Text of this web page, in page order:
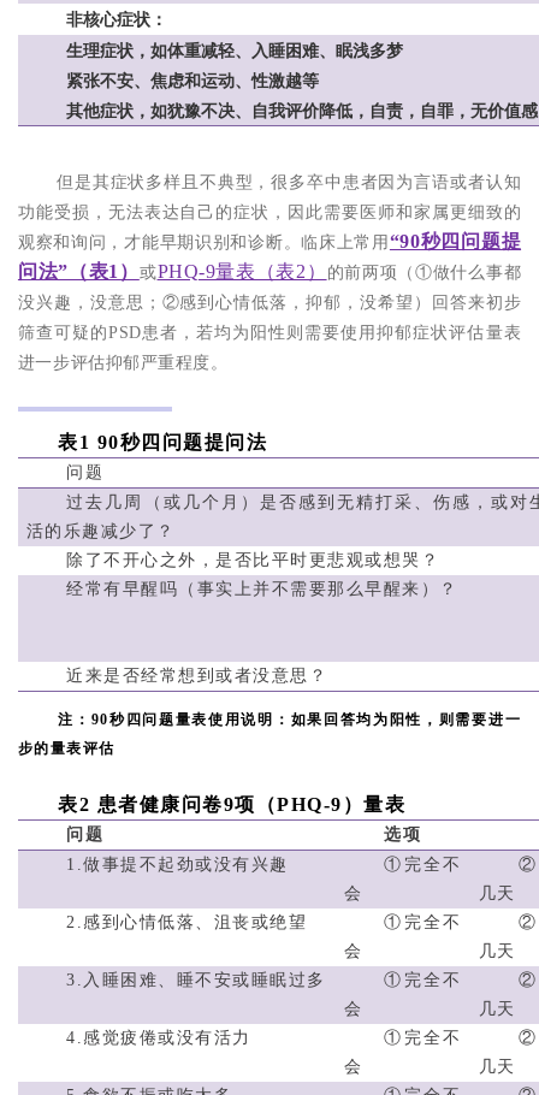
非核心症状：
生理症状，如体重减轻、入睡困难、眠浅多梦
紧张不安、焦虑和运动、性激越等
其他症状，如犹豫不决、自我评价降低，自责，自罪，无价值
但是其症状多样且不典型，很多卒中患者因为言语或者认知
功能受损，无法表达自己的症状，因此需要医师和家属更细致的
观察和询问，才能早期识别和诊断。临床上常用 “90秒四问题提
问法”（表1） 或PHQ-9量表（表2）
的前两项（①做什么事都
没兴趣，没意思；②感到心情低落，抑郁，没希望）回答来初步
筛查可疑的PSD患者，若均为阳性则需要使用抑郁症状评估量表
进一步评估抑郁严重程度。
表1 90秒四问题提问 法
问题
过去几周（或几个月）是否感到无精打采、伤感，或对
活的乐趣减少了？
除了不开心之外，是否比平时更悲观或想哭？
经常有早醒吗（事实上并不需要那么早醒来）？
近来是否经常想到或者没意思？
注：90秒四问题量表使用说明：如果回答均为阳性，则需要进一
步的量表评估
表2 患者健康问卷9项（PHQ-9）量表
问题
选项
1.做事提不起劲或没有兴趣
①完全不
会
②
几天
2.感到心情低落、沮丧或绝望
①完全不
会
②
几天
3.入睡困难、睡不安或睡眠过多
①完全不
会
②
几天
4.感觉疲倦或没有活力
①完全不
会
②
几天